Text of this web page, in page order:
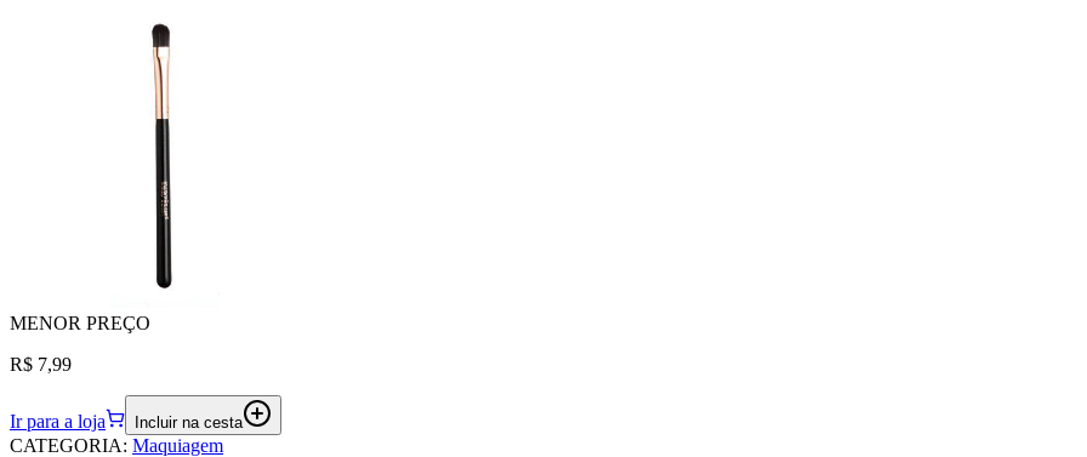
MENOR PREÇO
R$ 7,99
Ir para a loja Incluir na cesta
CATEGORIA: Maquiagem